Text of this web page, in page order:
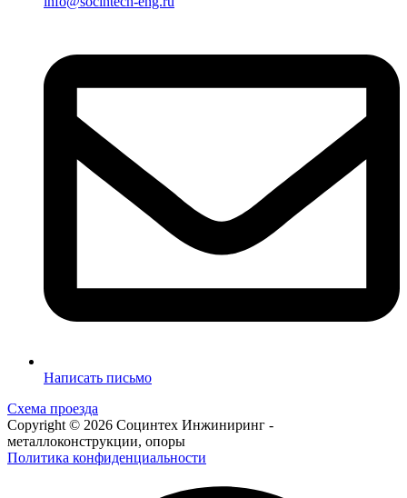
Написать письмо
Схема проезда
Copyright © 2026 Социнтех Инжиниринг -
металлоконструкции, опоры
Политика конфиденциальности